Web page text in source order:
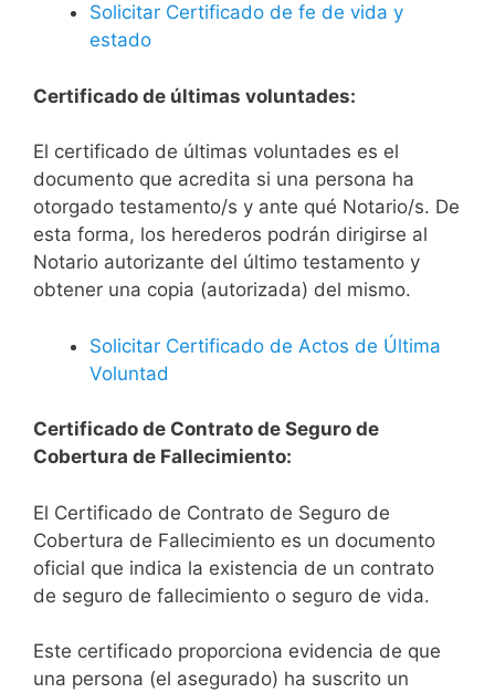
Solicitar Certificado de fe de vida y
estado
Certificado de últimas voluntades:
El certificado de últimas voluntades es el
documento que acredita si una persona ha
otorgado testamento/s y ante qué Notario/s. De
esta forma, los herederos podrán dirigirse al
Notario autorizante del último testamento y
obtener una copia (autorizada) del mismo.
Solicitar Certificado de Actos de Última
Voluntad
Certificado de Contrato de Seguro de
Cobertura de Fallecimiento:
El Certificado de Contrato de Seguro de
Cobertura de Fallecimiento es un documento
oficial que indica la existencia de un contrato
de seguro de fallecimiento o seguro de vida.
Este certificado proporciona evidencia de que
una persona (el asegurado) ha suscrito un